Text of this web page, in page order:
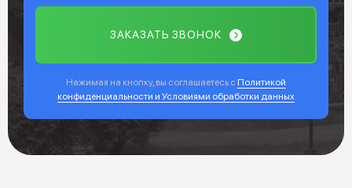
ЗАКАЗАТЬ ЗВОНОК
Нажимая на кнопку, вы соглашаетесь с Политикой
конфиденциальности и Условиями обработки данных